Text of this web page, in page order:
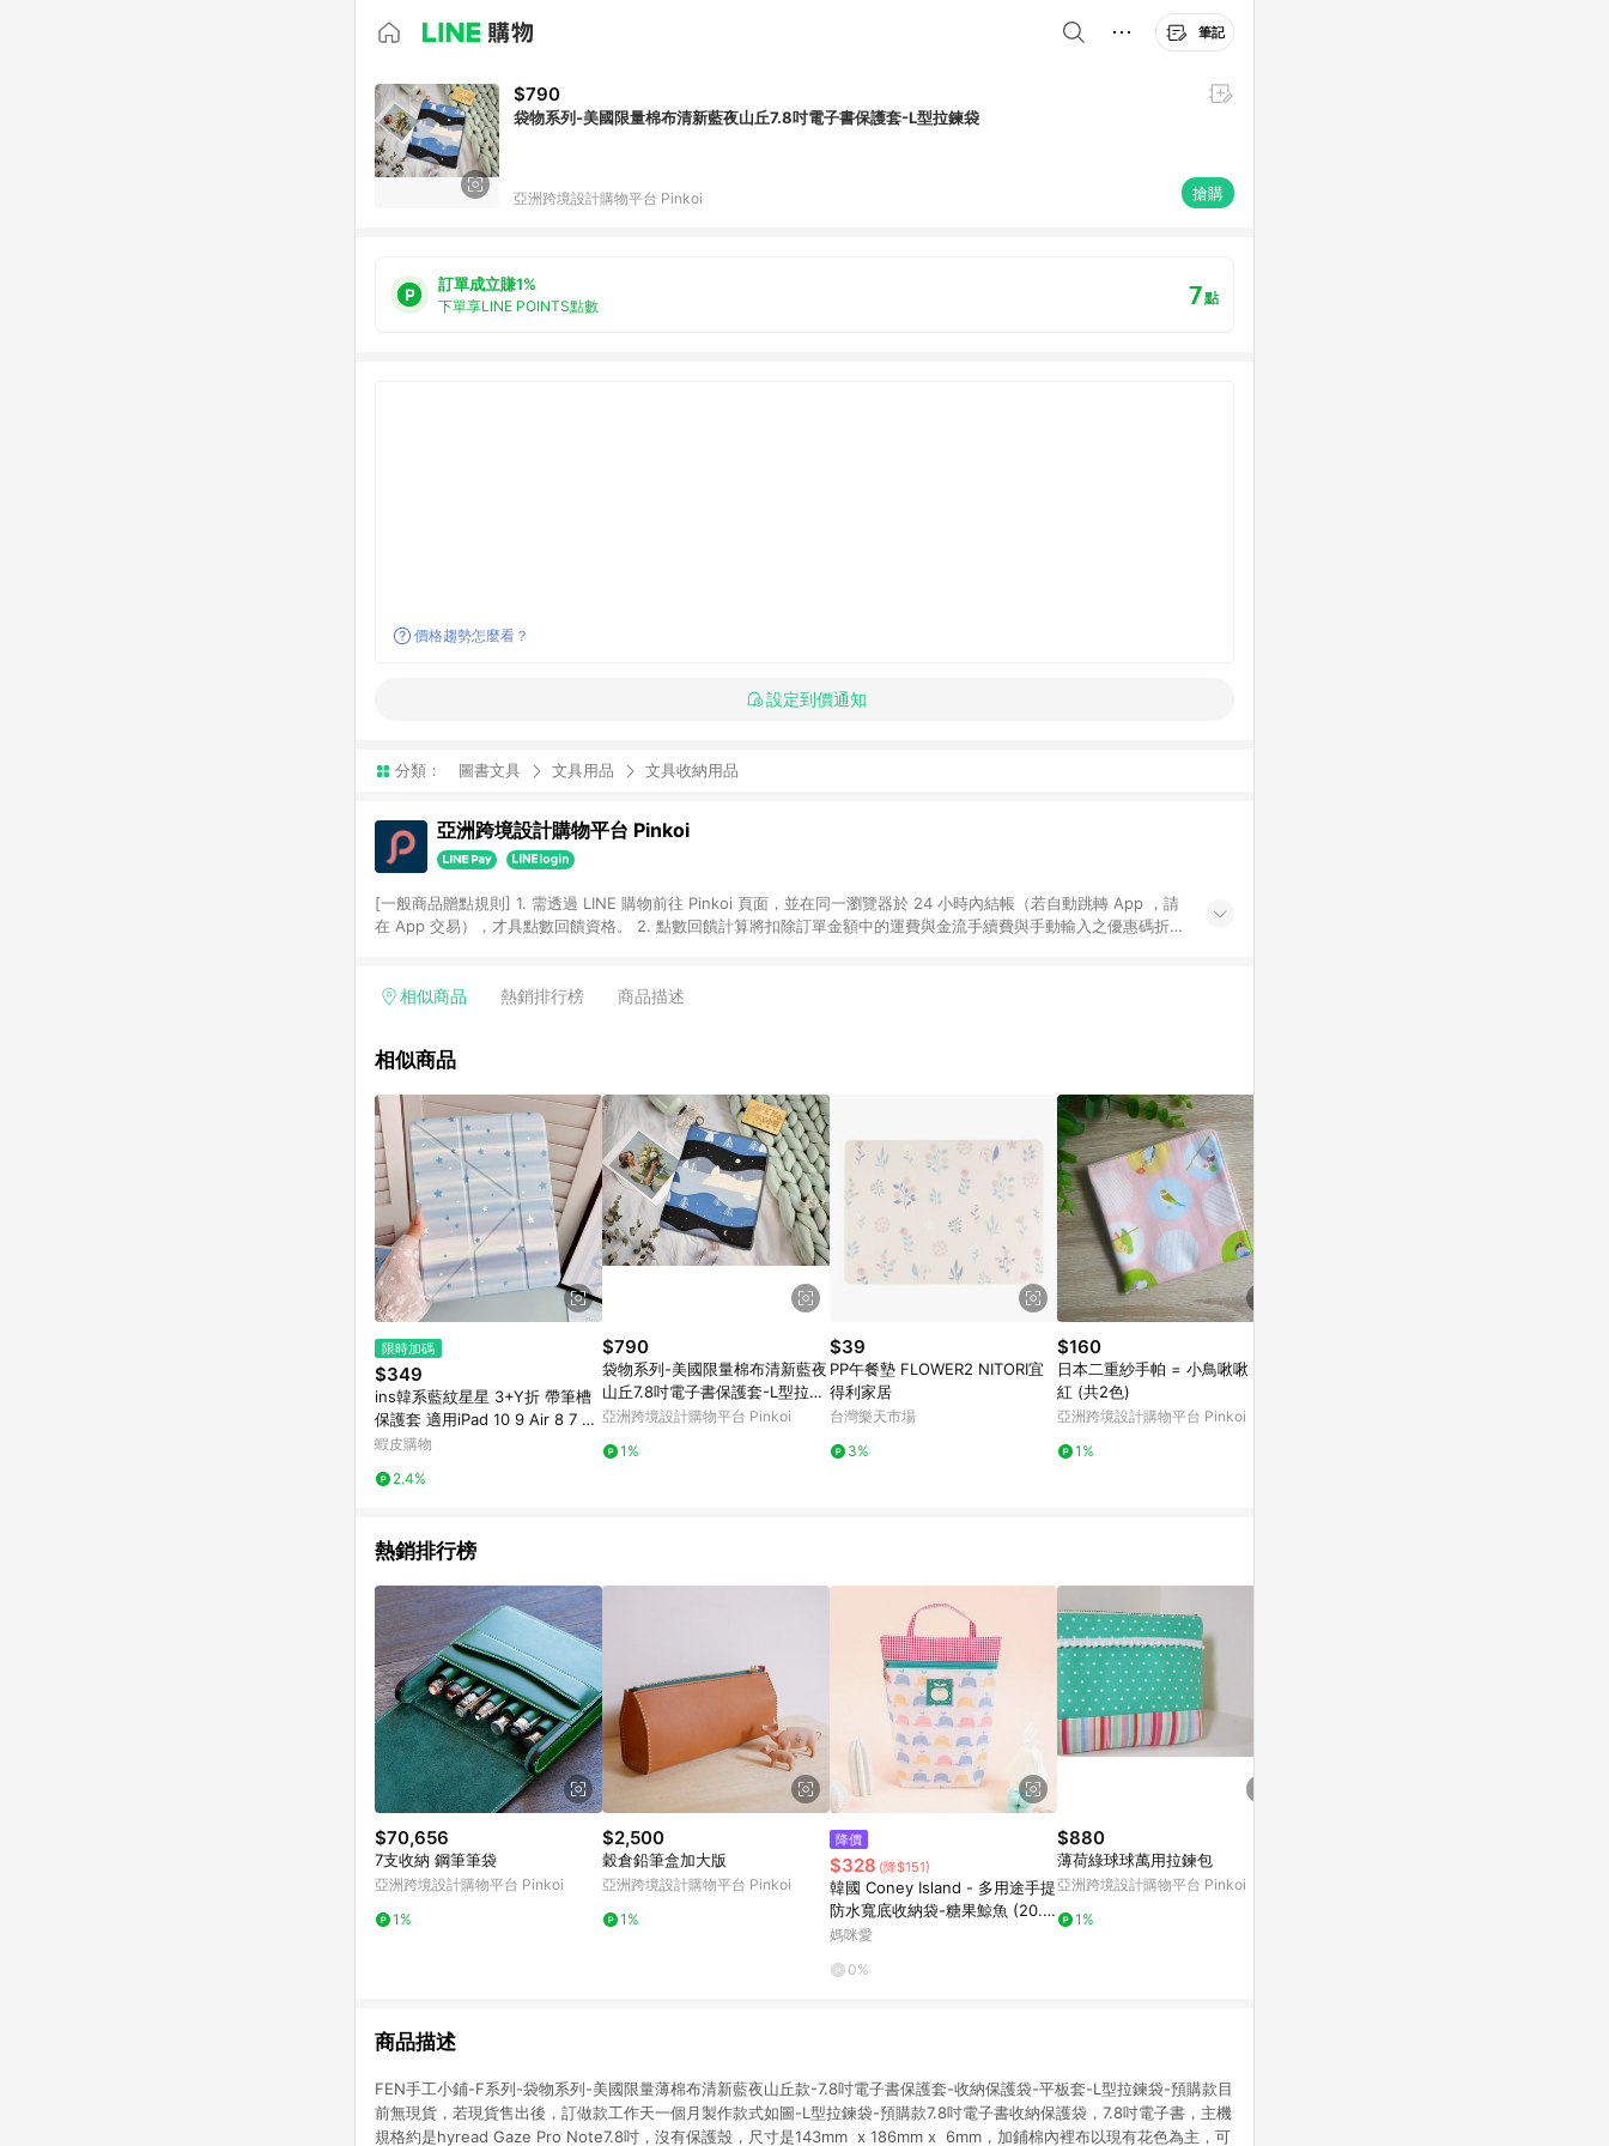
筆記
$790
袋物系列-美國限量棉布清新藍夜山丘7.8吋電子書保護套-L型拉鍊袋
亞洲跨境設計購物平台 Pinkoi 搶購
訂單成立賺1%
下單享LINE POINTS點數 7點
價格趨勢怎麼看？
設定到價通知
分類： 圖書文具 文具用品 文具收納用品
亞洲跨境設計購物平台 Pinkoi
[一般商品贈點規則] 1. 需透過 LINE 購物前往 Pinkoi 頁面，並在同一瀏覽器於 24 小時內結帳（若自動跳轉 App ，請
在 App 交易），才具點數回饋資格。 2. 點數回饋計算將扣除訂單金額中的運費與金流手續費與手動輸入之優惠碼折
格，部分退款不在此限。 6. APP 請更新至Android v4.6.0 / iOS v4.1.5 以上才具贈點資格。 7. 點數將於出貨後 45 天
使用規則請以點數紅包活動說明為準。 11. 若於 LINE 購物前往 Pinkoi 頁面後才首次下載 Pinkoi APP 並完成訂單，不
相似商品 熱銷排行榜 商品描述
相似商品
限時加碼
$349
ins韓系藍紋星星 3+Y折 帶筆槽
保護套 適用iPad 10 9 Air 8 7 6
5 M2 M3 Pro 11吋
蝦皮購物
2.4%
$790
袋物系列-美國限量棉布清新藍夜
山丘7.8吋電子書保護套-L型拉鍊
袋
亞洲跨境設計購物平台 Pinkoi
1%
$39
PP午餐墊 FLOWER2 NITORI宜
得利家居
台灣樂天市場
3%
$160
日本二重紗手帕 = 小鳥啾啾 = 粉
紅 (共2色)
亞洲跨境設計購物平台 Pinkoi
1%
熱銷排行榜
$70,656
7支收納 鋼筆筆袋
亞洲跨境設計購物平台 Pinkoi
1%
$2,500
穀倉鉛筆盒加大版
亞洲跨境設計購物平台 Pinkoi
1%
降價
$328 (降$151)
韓國 Coney Island - 多用途手提
防水寬底收納袋-糖果鯨魚 (20.5
X25X7cm)
媽咪愛
0%
$880
薄荷綠球球萬用拉鍊包
亞洲跨境設計購物平台 Pinkoi
1%
商品描述
FEN手工小鋪-F系列-袋物系列-美國限量薄棉布清新藍夜山丘款-7.8吋電子書保護套-收納保護袋-平板套-L型拉鍊袋-預購款目
前無現貨，若現貨售出後，訂做款工作天一個月製作款式如圖-L型拉鍊袋-預購款7.8吋電子書收納保護袋，7.8吋電子書，主機
規格約是hyread Gaze Pro Note7.8吋，沒有保護殼，尺寸是143mm x 186mm x 6mm，加鋪棉內裡布以現有花色為主，可